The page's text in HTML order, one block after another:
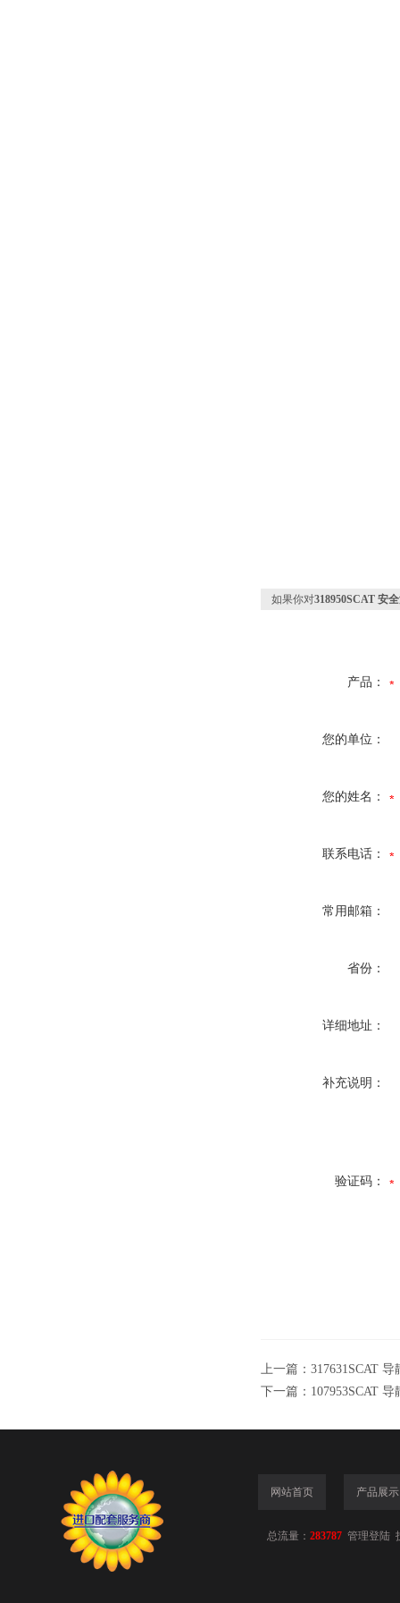
如果你对318950SCAT 安
产品：
您的单位：
您的姓名：
联系电话：
常用邮箱：
省份：
详细地址：
补充说明：
验证码：
上一篇： 317631SCAT
下一篇： 107953SCAT
网站首页 产品展示
总流量： 283787 管理登陆